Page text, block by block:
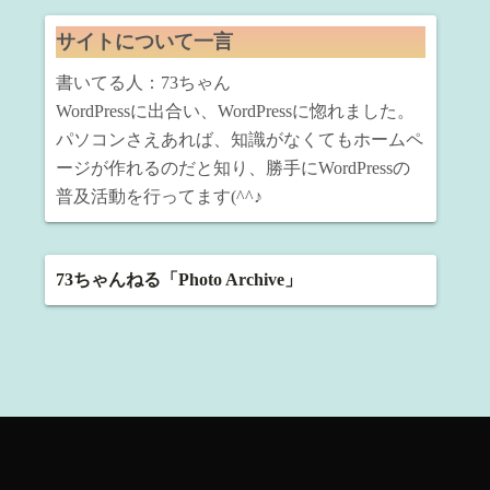
サイトについて一言
書いてる人：73ちゃん
WordPressに出合い、WordPressに惚れました。
パソコンさえあれば、知識がなくてもホームペ
ージが作れるのだと知り、勝手にWordPressの
普及活動を行ってます(^^♪
73ちゃんねる「Photo Archive」